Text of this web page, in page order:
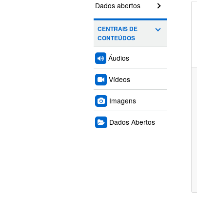
Dados abertos
CENTRAIS DE
CONTEÚDOS
Áudios
Vídeos
Imagens
Dados Abertos